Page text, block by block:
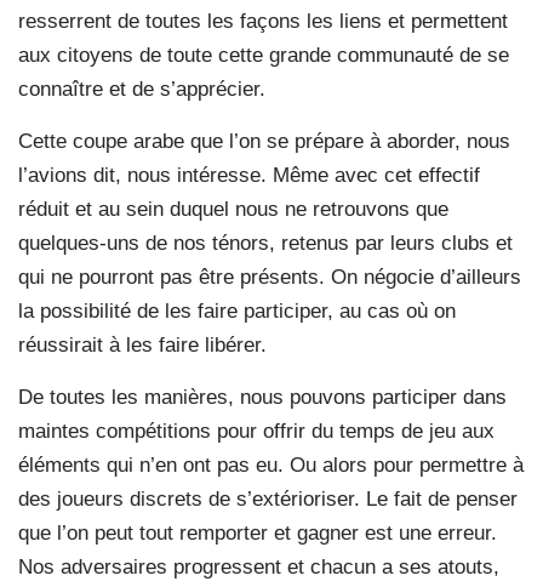
resserrent de toutes les façons les liens et permettent
aux citoyens de toute cette grande communauté de se
connaître et de s’apprécier.
Cette coupe arabe que l’on se prépare à aborder, nous
l’avions dit, nous intéresse. Même avec cet effectif
réduit et au sein duquel nous ne retrouvons que
quelques-uns de nos ténors, retenus par leurs clubs et
qui ne pourront pas être présents. On négocie d’ailleurs
la possibilité de les faire participer, au cas où on
réussirait à les faire libérer.
De toutes les manières, nous pouvons participer dans
maintes compétitions pour offrir du temps de jeu aux
éléments qui n’en ont pas eu. Ou alors pour permettre à
des joueurs discrets de s’extérioriser. Le fait de penser
que l’on peut tout remporter et gagner est une erreur.
Nos adversaires progressent et chacun a ses atouts,